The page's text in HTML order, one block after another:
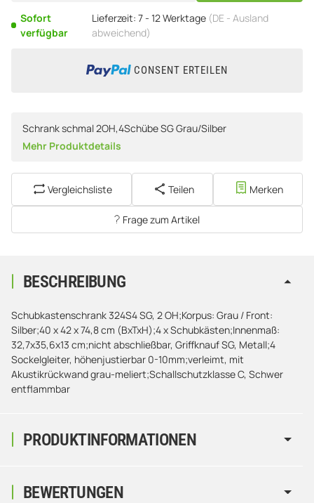
Sofort
verfügbar
Lieferzeit: 7 - 12 Werktage (DE - Ausland
abweichend)
CONSENT ERTEILEN
Schrank schmal 2OH,4Schübe SG Grau/Silber
Mehr Produktdetails
Vergleichsliste Teilen Merken
Frage zum Artikel
PRODUKTINFORMATIONEN
BESCHREIBUNG
Schubkastenschrank 324S4 SG, 2 OH;Korpus: Grau / Front:
Silber;40 x 42 x 74,8 cm (BxTxH);4 x Schubkästen;Innenmaß:
32,7x35,6x13 cm;nicht abschließbar, Griffknauf SG, Metall;4
Sockelgleiter, höhenjustierbar 0-10mm;verleimt, mit
Akustikrückwand grau-meliert;Schallschutzklasse C, Schwer
entflammbar
BEWERTUNGEN